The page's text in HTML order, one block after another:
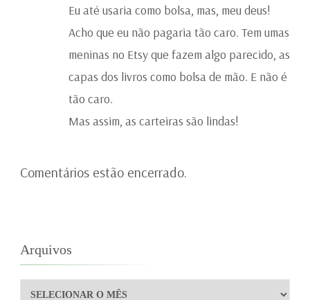
Eu até usaria como bolsa, mas, meu deus!
Acho que eu não pagaria tão caro. Tem umas
meninas no Etsy que fazem algo parecido, as
capas dos livros como bolsa de mão. E não é
tão caro.
Mas assim, as carteiras são lindas!
Comentários estão encerrado.
Arquivos
Arquivos